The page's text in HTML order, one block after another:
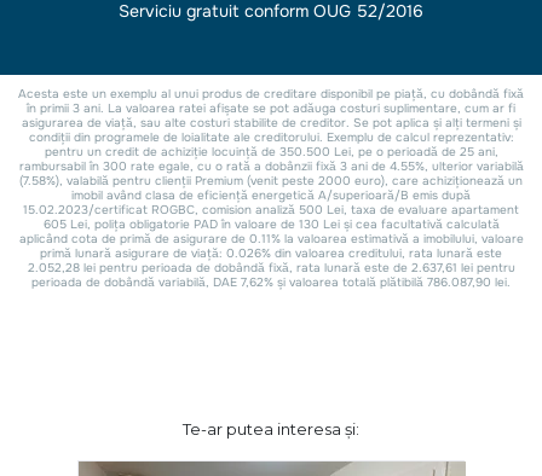
Te-ar putea interesa și: